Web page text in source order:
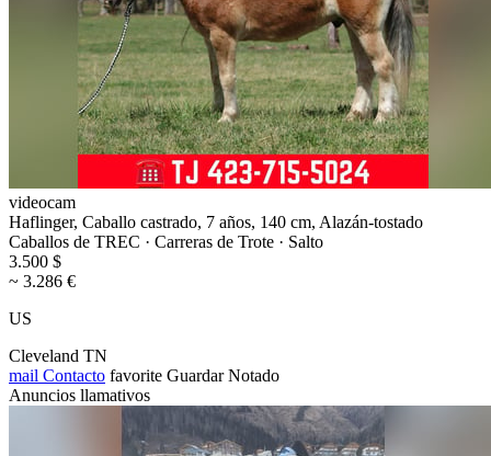
videocam
Haflinger, Caballo castrado, 7 años, 140 cm, Alazán-tostado
Caballos de TREC · Carreras de Trote · Salto
3.500 $
~ 3.286 €
US
Cleveland TN
mail Contacto favorite Guardar Notado
Anuncios llamativos